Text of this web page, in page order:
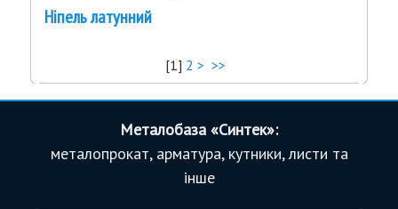
Ніпель латунний
[1] 2 > >>
Металобаза «Синтек»:
металопрокат, арматура, кутники, листи та
інше